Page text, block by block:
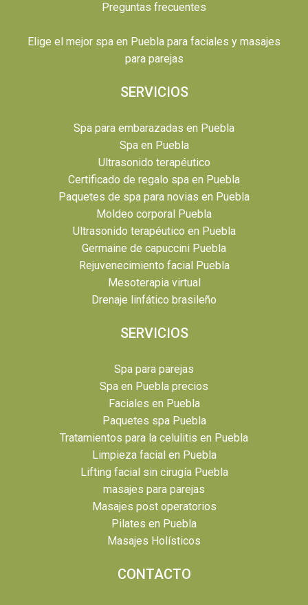
Preguntas frecuentes
Elige el mejor spa en Puebla para faciales y masajes
para parejas
SERVICIOS
Spa para embarazadas en Puebla
Spa en Puebla
Ultrasonido terapéutico
Certificado de regalo spa en Puebla
Paquetes de spa para novias en Puebla
Moldeo corporal Puebla
Ultrasonido terapéutico en Puebla
Germaine de capuccini Puebla
Rejuvenecimiento facial Puebla
Mesoterapia virtual
Drenaje linfático brasileño
SERVICIOS
Spa para parejas
Spa en Puebla precios
Faciales en Puebla
Paquetes spa Puebla
Tratamientos para la celulitis en Puebla
Limpieza facial en Puebla
Lifting facial sin cirugía Puebla
masajes para parejas
Masajes post operatorios
Pilates en Puebla
Masajes Holísticos
CONTACTO